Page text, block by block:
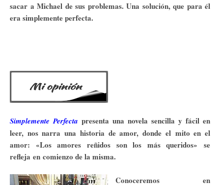
sacar a Michael de sus problemas. Una solución, que para él
era simplemente perfecta.
Simplemente Perfecta presenta una novela sencilla y fácil en
leer, nos narra una historia de amor, donde el mito en el
amor: «Los amores reñidos son los más queridos» se
refleja en comienzo de la misma.
Conoceremos en